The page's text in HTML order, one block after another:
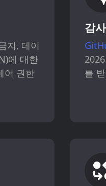
지, 데이
에 대한
어 권한
감
를